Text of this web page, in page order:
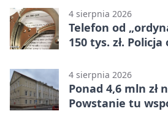
4 sierpnia 2026
Telefon od
150 tys. zł.
4 sierpnia 2026
Ponad 4,6 mln zł
Powstanie tu